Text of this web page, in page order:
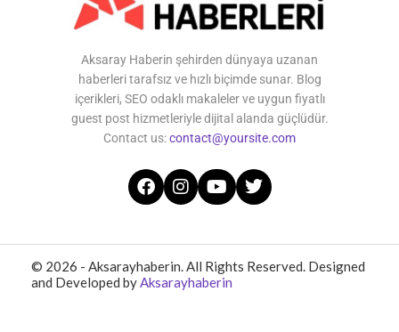
Aksaray Haberin şehirden dünyaya uzanan
haberleri tarafsız ve hızlı biçimde sunar. Blog
içerikleri, SEO odaklı makaleler ve uygun fiyatlı
guest post hizmetleriyle dijital alanda güçlüdür.
Contact us:contact@yoursite.com
© 2026 - Aksarayhaberin. All Rights Reserved. Designed
and Developed byAksarayhaberin